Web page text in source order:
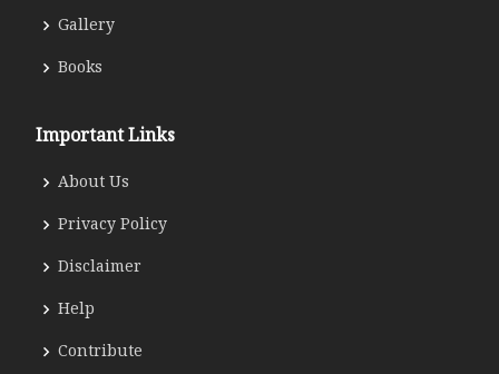
Gallery
Books
Important Links
About Us
Privacy Policy
Disclaimer
Help
Contribute